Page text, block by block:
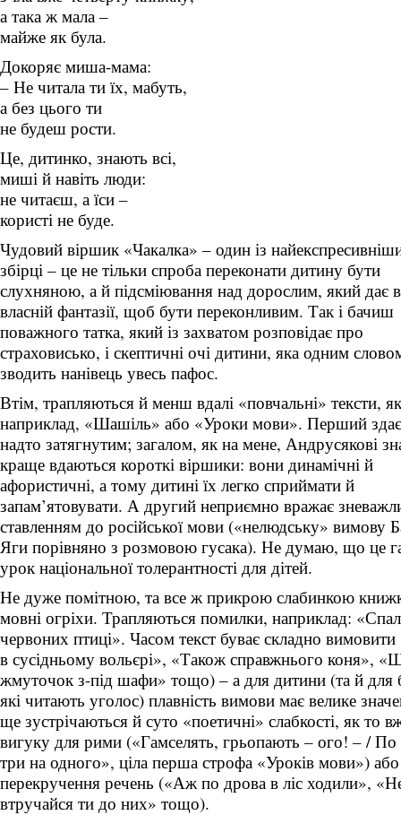
а така ж мала –
майже як була.
Докоряє миша-мама:
– Не читала ти їх, мабуть,
а без цього ти
не будеш рости.
Це, дитинко, знають всі,
миші й навіть люди:
не читаєш, а їси –
користі не буде.
Чудовий віршик «Чакалка» – один із
збірці – це не тільки спроба переконати дитину бути
слухняною, а й підсміювання над дорослим, який дає
власній фантазії, щоб бути переконливим. Так і бачиш
поважного татка, який із захватом розповідає про
страховисько, і скептичні очі дитини, яка одним
зводить нанівець увесь пафос.
Втім, трапляються й менш вдалі «повчальні» тексти,
наприклад, «Шашіль» або «Уроки мови». Перший
надто затягнутим; загалом, як на мене, Андрусякові
краще вдаються короткі віршики: вони динамічні й
афористичні, а тому дитині їх легко сприймати й
запам’ятовувати. А другий неприємно вражає
ставленням до російської мови («нелюдську» вимову
Яги порівняно з розмовою гусака). Не думаю, що це
урок національної толерантності для дітей.
Не дуже помітною, та все ж прикрою слабинкою
мовні огріхи. Трапляються помилки, наприклад:
червоних птиці». Часом текст буває складно
в сусідньому вольєрі», «Також справжнього коня»,
жмуточок з-під шафи» тощо) – а для дитини (та й для
які читають уголос) плавність вимови має велике
ще зустрічаються й суто «поетичні» слабкості, як то
вигуку для рими («Гамселять, грьопають – ого! – / По
три на одного», ціла перша строфа «Уроків мови») або
перекручення речень («Аж по дрова в ліс ходили»,
втручайся ти до них» тощо).